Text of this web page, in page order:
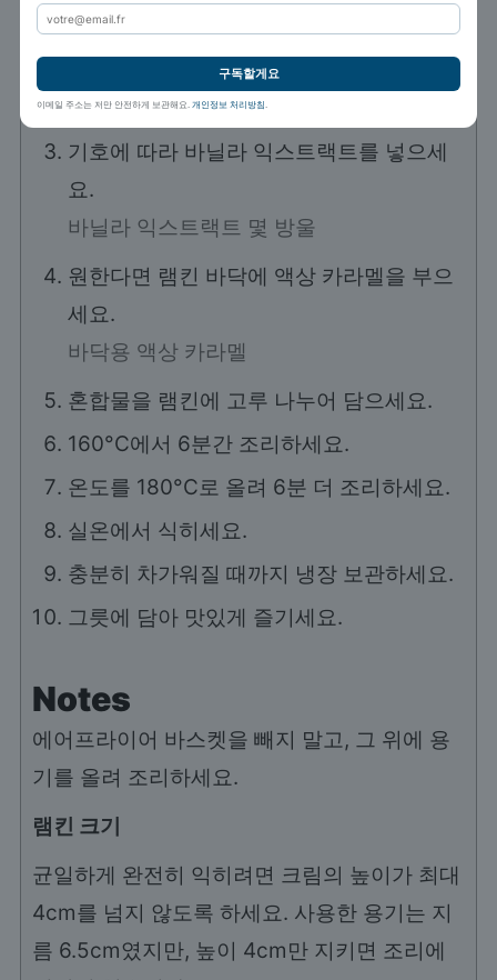
큰 볼에 우유, 달걀, 설탕을 넣고 잘 섞으세
요.
50 cl 저지방 우유, 3 달걀,
기호에 따라 바닐라 익스트랙트를 넣으세
요.
바닐라 익스트랙트 몇 방울
원한다면 램킨 바닥에 액상 카라멜을 부으
세요.
바닥용 액상 카라멜
혼합물을 램킨에 고루 나누어 담으세요.
160°C에서 6분간 조리하세요.
온도를 180°C로 올려 6분 더 조리하세요.
실온에서 식히세요.
충분히 차가워질 때까지 냉장 보관하세요.
그릇에 담아 맛있게 즐기세요.
Notes
에어프라이어 바스켓을 빼지 말고, 그 위에 용
기를 올려 조리하세요.
램킨 크기
균일하게 완전히 익히려면 크림의 높이가 최대
4cm를 넘지 않도록 하세요. 사용한 용기는 지
름 6.5cm였지만, 높이 4cm만 지키면 조리에
구독할게요
이메일 주소는 저만 안전하게 보관해요. 개인정보 처리방침.